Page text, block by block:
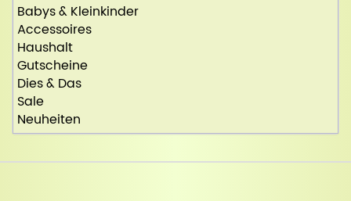
Babys & Kleinkinder
Accessoires
Haushalt
Gutscheine
Dies & Das
Sale
Neuheiten